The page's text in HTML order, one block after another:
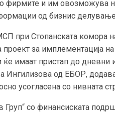
и им овозможува
од бизнис
при Стопанската комора
за имплементација
ќе имаат пристап до
Ингилизова од ЕБОР,
усогласена со нивната
со финансиската